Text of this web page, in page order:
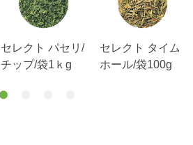
セレクト パセリ/
チップ/袋1ｋg
セレクト タイム/
ホール/袋100g